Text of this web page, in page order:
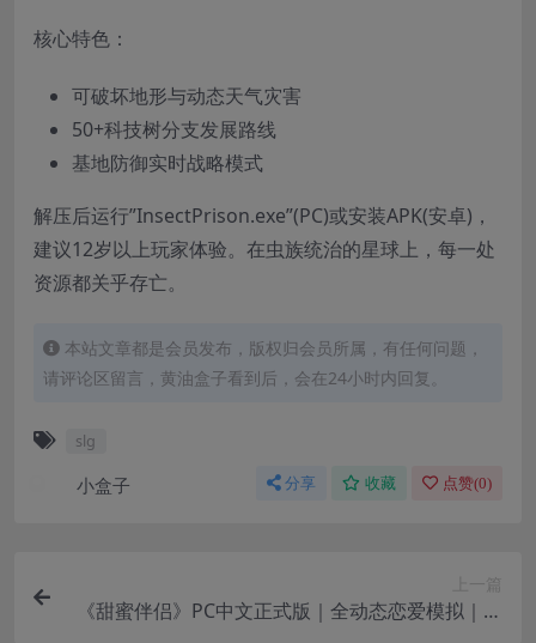
核心特色：
可破坏地形与动态天气灾害
50+科技树分支发展路线
基地防御实时战略模式
解压后运行”InsectPrison.exe”(PC)或安装APK(安卓)，
建议12岁以上玩家体验。在虫族统治的星球上，每一处
资源都关乎存亡。
本站文章都是会员发布，版权归会员所属，有任何问题，
请评论区留言，黄油盒子看到后，会在24小时内回复。
slg
小盒子 分享 收藏 点赞(0)
上一篇
《甜蜜伴侣》PC中文正式版｜全动态恋爱模拟｜多